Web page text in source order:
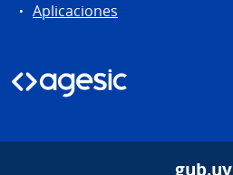
Aplicaciones
gub.uy